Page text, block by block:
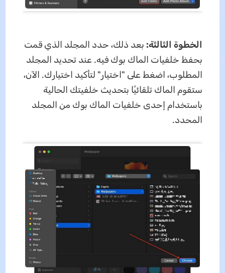
الخطوة الثالثة: بعد ذلك، حدد المجلد الذي قمت
بحفظ خلفيات الماك بوك فيه. عند تحديد المجلد
المطلوب، اضغط على "اختيار" لتأكيد اختيارك. الآن،
ستقوم الماك تلقائيًا بتحديث خلفيتك الحالية
باستخدام إحدى خلفيات الماك بوك من المجلد
المحدد.